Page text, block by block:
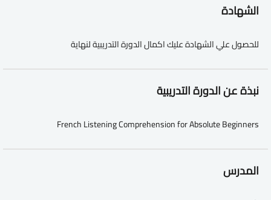
الشهادة
للحصول علي الشهادة عليك اكمال الدورة التدريبية لنهاية
نبذة عن الدورة التدريبية
French Listening Comprehension for Absolute Beginners
المدرس